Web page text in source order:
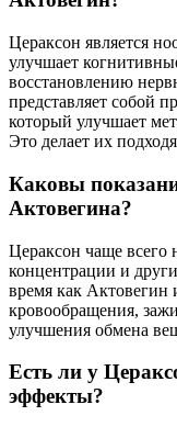
Цераксон является
улучшает
восстановлению
представляет собой
который улучшает
Это делает их
Каковы
Актовегина?
Цераксон чаще всего
концентрации и
время как Актовегин
кровообращения,
улучшения обмена
Есть ли у
эффекты?